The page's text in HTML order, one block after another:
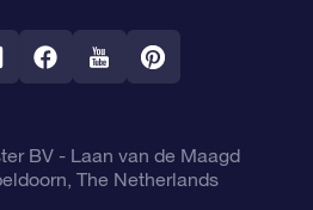
me to the stars
BV- Laan van de Maagd
The Netherlands